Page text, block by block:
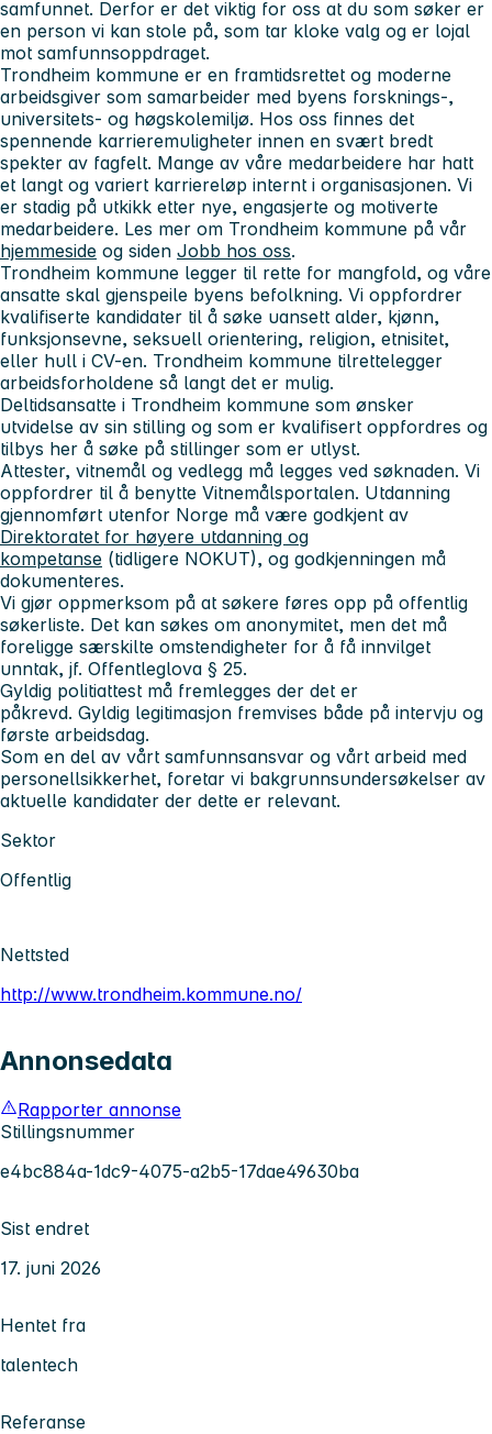
samfunnet. Derfor er det viktig for oss at du som søker er
en person vi kan stole på, som tar kloke valg og er lojal
mot samfunnsoppdraget.
Trondheim kommune er en framtidsrettet og moderne
arbeidsgiver som samarbeider med byens forsknings-,
universitets- og høgskolemiljø. Hos oss finnes det
spennende karrieremuligheter innen en svært bredt
spekter av fagfelt. Mange av våre medarbeidere har hatt
et langt og variert karriereløp internt i organisasjonen. Vi
er stadig på utkikk etter nye, engasjerte og motiverte
medarbeidere. Les mer om Trondheim kommune på vår
hjemmeside og siden Jobb hos oss.
Trondheim kommune legger til rette for mangfold, og våre
ansatte skal gjenspeile byens befolkning. Vi oppfordrer
kvalifiserte kandidater til å søke uansett alder, kjønn,
funksjonsevne, seksuell orientering, religion, etnisitet,
eller hull i CV-en. Trondheim kommune tilrettelegger
arbeidsforholdene så langt det er mulig.
Deltidsansatte i Trondheim kommune som ønsker
utvidelse av sin stilling og som er kvalifisert oppfordres og
tilbys her å søke på stillinger som er utlyst.
Attester, vitnemål og vedlegg må legges ved søknaden. Vi
oppfordrer til å benytte Vitnemålsportalen. Utdanning
gjennomført utenfor Norge må være godkjent av
Direktoratet for høyere utdanning og
kompetanse (tidligere NOKUT), og godkjenningen må
dokumenteres.
Vi gjør oppmerksom på at søkere føres opp på offentlig
søkerliste. Det kan søkes om anonymitet, men det må
foreligge særskilte omstendigheter for å få innvilget
unntak, jf. Offentleglova § 25.
Gyldig politiattest må fremlegges der det er
påkrevd. Gyldig legitimasjon fremvises både på intervju og
første arbeidsdag.
Som en del av vårt samfunnsansvar og vårt arbeid med
personellsikkerhet, foretar vi bakgrunnsundersøkelser av
aktuelle kandidater der dette er relevant.
Sektor
Offentlig
Nettsted
http://www.trondheim.kommune.no/
Annonsedata
Rapporter annonse
Stillingsnummer
e4bc884a-1dc9-4075-a2b5-17dae49630ba
Sist endret
17. juni 2026
Hentet fra
talentech
Referanse